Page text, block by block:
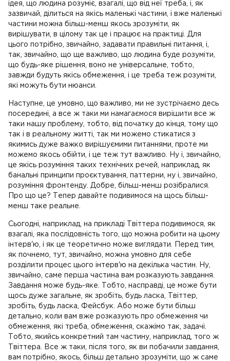
ідея, що людина розуміє, взагалі, що від неї треба, і, як
зазвичай, ділиться на якісь маленькі частини, і вже маленькі
частини можна більш-менш якось зрозуміти, як
вирішувати, в цілому так це і працює на практиці. Для
цього потрібно, звичайно, задавати правильні питання, і,
так, звичайно, що ще важливо, що людина буде розуміти,
що будь-яке рішення, воно не універсальне, тобто,
завжди будуть якісь обмеження, і це треба теж розуміти,
які можуть бути нюанси.
Наступне, це умовно, що важливо, ми не зустрічаємо десь
посередині, а все ж таки ми намагаємося вирішити все ж
таки нашу проблему, тобто, від початку до кінця, тому що
так і в реальному житті, так ми можемо стикатися з
якимись дуже важко вирішуємими питаннями, проте ми
можемо якось обійти, і це теж тут важливо. Ну і, звичайно,
це якісь розуміння таких технічних речей, наприклад, як
банальні принципи проєктування, паттерни, ну і, звичайно,
розуміння фронтенду. Добре, більш-менш розібралися.
Про що це? Тепер давайте подивимося на щось більш-
менш таке реальне.
Сьогодні, наприклад, на прикладі Твіттера подивимося, як
взагалі, яка послідовність того, що можна робити на цьому
інтерв'ю, і як це теоретично може виглядати. Перед тим,
як почнемо, тут, звичайно, можна умовно для себе
розділити процес цього інтерв'ю на декілька частин. Ну,
звичайно, саме перша частина вам розказують завдання.
Завдання може будь-яке. Тобто, насправді, це може бути
щось дуже загальне, як зробіть, будь ласка, Твіттер,
зробіть, будь ласка, Фейсбук. Або може бути більш
детально, коли вам вже розказують про обмеження чи
обмеження, які треба, обмеження, скажімо так, задачі.
Тобто, якийсь конкретний там частину, наприклад, того ж
Твіттера. Все ж таки, після того, як ви побачили завдання,
вам потрібно, якось, більш детально зрозуміти, що ж саме